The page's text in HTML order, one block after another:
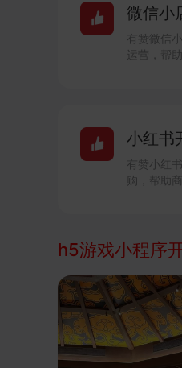
微信小
有赞微信
运营，帮
小红书
有赞小红
购，帮助
h5游戏小程序